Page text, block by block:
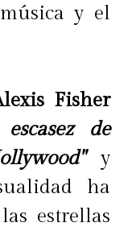
y el
Fisher
de
y
ha
estrellas